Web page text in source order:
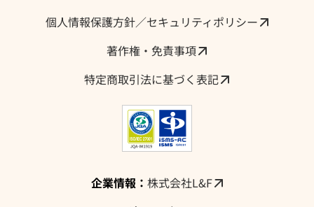
採用情報・求人
個人情報保護方針／セキュリティポリシー
著作権・免責事項
特定商取引法に基づく表記
企業情報： 株式会社L&F